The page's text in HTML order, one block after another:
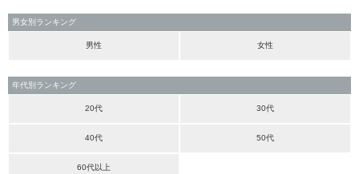
男女別ランキング
男性 女性
年代別ランキング
20代 30代
40代 50代
60代以上